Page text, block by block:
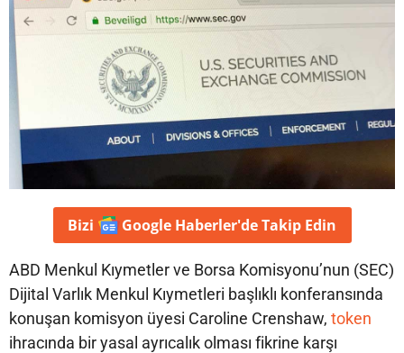
Bizi Google Haberler'deTakip Edin
ABD Menkul Kıymetler ve Borsa Komisyonu’nun (SEC)
Dijital Varlık Menkul Kıymetleri başlıklı konferansında
konuşan komisyon üyesi Caroline Crenshaw, token
ihracında bir yasal ayrıcalık olması fikrine karşı